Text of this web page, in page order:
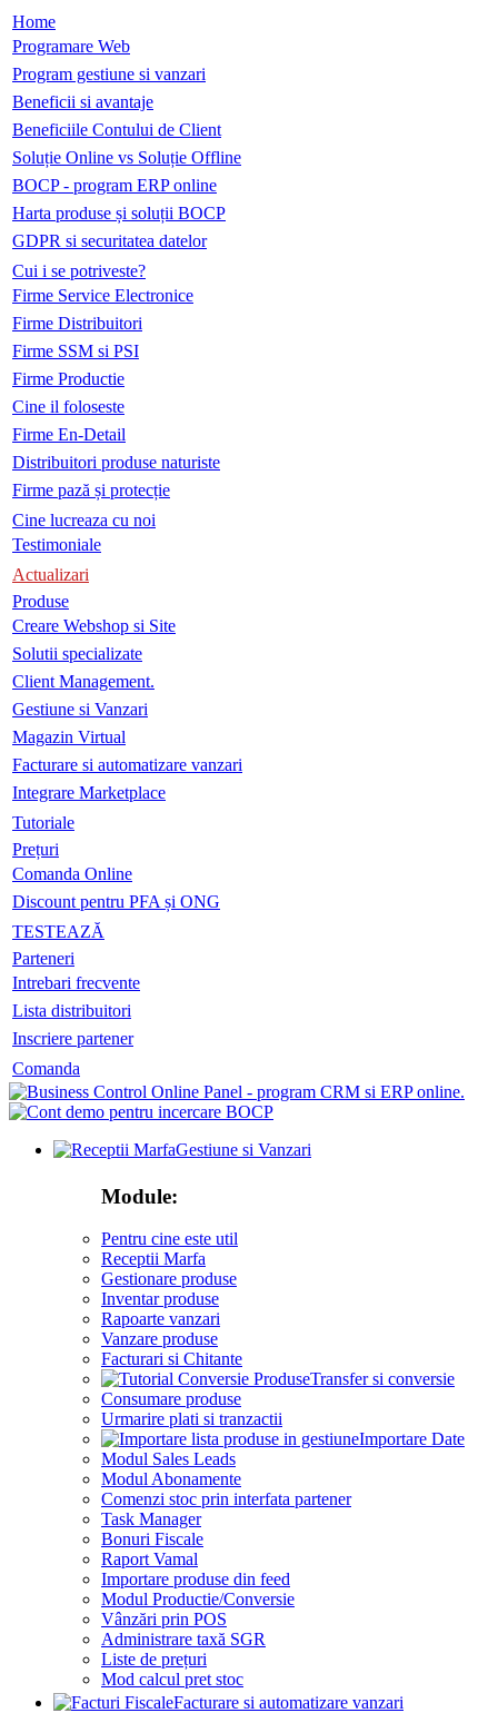
Home
Programare Web
Program gestiune si vanzari
Beneficii si avantaje
Beneficiile Contului de Client
Soluție Online vs Soluție Offline
BOCP - program ERP online
Harta produse și soluții BOCP
GDPR si securitatea datelor
Cui i se potriveste?
Firme Service Electronice
Firme Distribuitori
Firme SSM si PSI
Firme Productie
Cine il foloseste
Firme En-Detail
Distribuitori produse naturiste
Firme pază și protecție
Cine lucreaza cu noi
Testimoniale
Actualizari
Produse
Creare Webshop si Site
Solutii specializate
Client Management.
Gestiune si Vanzari
Magazin Virtual
Facturare si automatizare vanzari
Integrare Marketplace
Tutoriale
Prețuri
Comanda Online
Discount pentru PFA și ONG
TESTEAZĂ
Parteneri
Intrebari frecvente
Lista distribuitori
Inscriere partener
Comanda
Gestiune si Vanzari
Module:
Pentru cine este util
Receptii Marfa
Gestionare produse
Inventar produse
Rapoarte vanzari
Vanzare produse
Facturari si Chitante
Transfer si conversie
Consumare produse
Urmarire plati si tranzactii
Importare Date
Modul Sales Leads
Modul Abonamente
Comenzi stoc prin interfata partener
Task Manager
Bonuri Fiscale
Raport Vamal
Importare produse din feed
Modul Productie/Conversie
Vânzări prin POS
Administrare taxă SGR
Liste de prețuri
Mod calcul pret stoc
Facturare si automatizare vanzari